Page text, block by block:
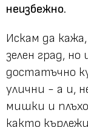
неизбежно.
Искам да
зелен град,
достатъчно
улични - а и,
мишки и
както